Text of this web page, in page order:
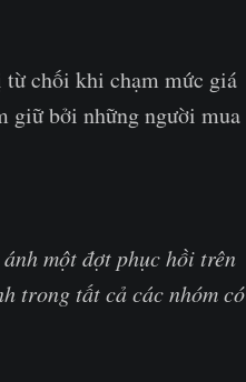
từ chối khi chạm mức giá
giữ bởi những người mua
một đợt phục hồi trên
trong tất cả các nhóm có